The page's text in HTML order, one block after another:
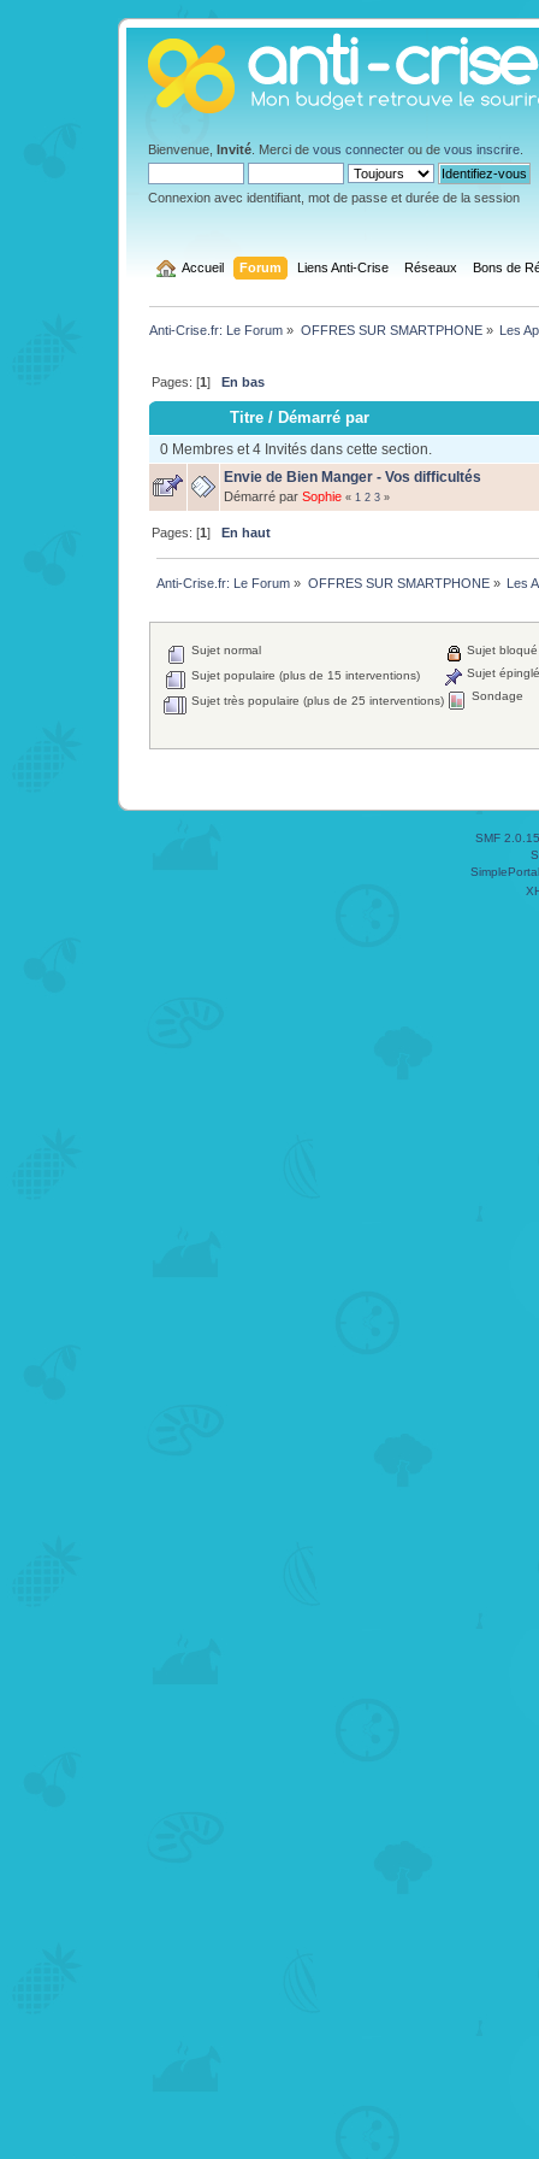
Bienvenue, Invité . Merci de vous connecter ou de vous inscrire
Connexion avec identifiant, mot de passe et durée de la session
Accueil Forum Liens Anti-Crise Réseaux Bons de
Anti-Crise.fr: Le Forum » OFFRES SUR SMARTPHONE» Les
Pages: [1]En bas
Titre /Démarré par
0 Membres et 4 Invités dans cette section.
Envie de Bien Manger - Vos difficultés
Démarré par Sophie « 1 2 3 »
Pages: [1]En haut
Anti-Crise.fr: Le Forum » OFFRES SUR SMARTPHONE» Les
Sujet normal
Sujet populaire (plus de 15 interventions)
Sujet très populaire (plus de 25 interventions)
Sujet bloqué
Sujet
Sondage
SMF 2.0.15